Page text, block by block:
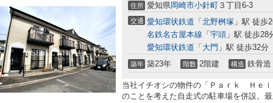
住所 愛知県岡崎市小針町 ３丁目6-3
交通 愛知環状鉄道 「 北野桝塚 」駅 徒歩
名鉄名古屋本線 「 宇頭 」駅 徒歩28
愛知環状鉄道 「 大門 」駅 徒歩32分
築年 築23年 階数 2階建 構造 鉄骨造
当社イチオシの物件の「Ｐａｒｋ Ｈｅ
のことを考えた自走式の駐車場を併設。